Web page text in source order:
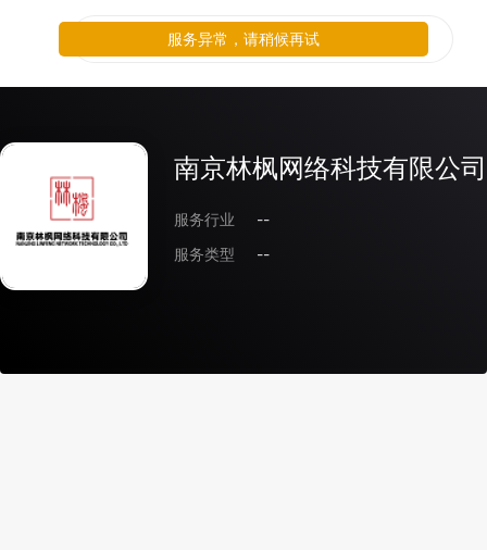
南京林枫网络科技有限公司
服务行业
--
服务类型
--
服务异常，请稍候再试